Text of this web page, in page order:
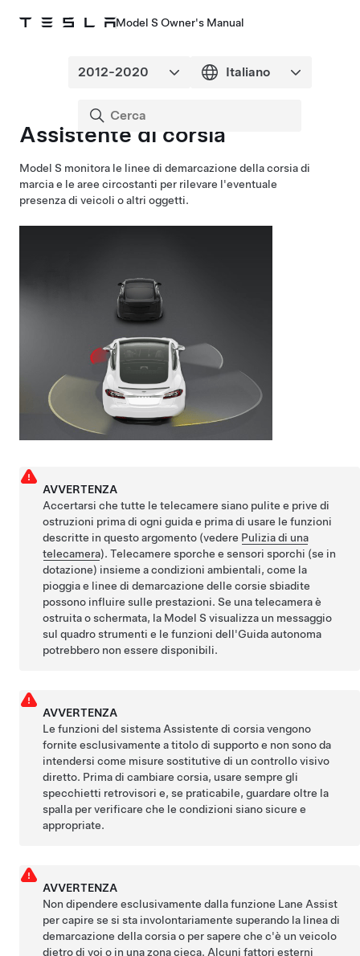
Model S Owner's Manual
Assistente di corsia
Model S monitora le linee di demarcazione della corsia di
marcia e le aree circostanti per rilevare l'eventuale
presenza di veicoli o altri oggetti.
AVVERTENZA
Accertarsi che tutte le telecamere siano pulite e prive di
ostruzioni prima di ogni guida e prima di usare le funzioni
descritte in questo argomento (vedere Pulizia di una
telecamera). Telecamere sporche e sensori sporchi (se in
dotazione) insieme a condizioni ambientali, come la
pioggia e linee di demarcazione delle corsie sbiadite
possono influire sulle prestazioni. Se una telecamera è
ostruita o schermata, la Model S visualizza un messaggio
sulquadro strumenti e le funzioni dell'Guida autonoma
potrebbero non essere disponibili.
AVVERTENZA
Le funzioni del sistema Assistente di corsia vengono
fornite esclusivamente a titolo di supporto e non sono da
intendersi come misure sostitutive di un controllo visivo
diretto. Prima di cambiare corsia, usare sempre gli
specchietti retrovisori e, se praticabile, guardare oltre la
spalla per verificare che le condizioni siano sicure e
appropriate.
AVVERTENZA
Non dipendere esclusivamente dalla funzione Lane Assist
per capire se si sta involontariamente superando la linea di
demarcazione della corsia o per sapere che c'è un veicolo
dietro di voi o in una zona cieca. Alcuni fattori esterni